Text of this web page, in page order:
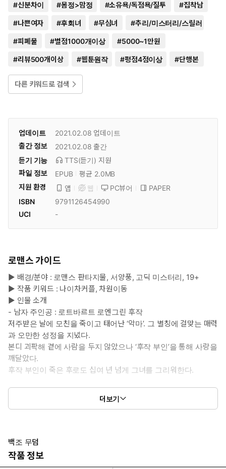
#신분차이 #몸정>맘정 #소유욕/독점욕/질투 #집착남
#나쁜여자 #후회녀 #무심녀 #추리/미스터리/스릴러
#피폐물 #별점1000개이상 #5000~1만원
#리뷰500개이상 #웹툰원작 #평점4점이상 #단행본
다른 키워드로 검색
업데이트 2021.02.08 업데이트
출간 정보
2021.02.08 출간
듣기 기능
TTS(듣기) 지원
파일 정보
EPUB
평균 2.0MB
지원 환경
앱 웹 PC뷰어
PAPER
ISBN
9791126454990
UCI
-
로맨스 가이드
▶ 배경/분야 : 로맨스 판타지물, 서양풍, 고딕 미스터리, 19+
▶ 작품 키워드 : 나이차커플, 차원이동
▶ 인물 소개
- 남자 주인공 : 로트바르트 로엔그린 후작
저주받은 날에 모친을 죽이고 태어난 ‘악마’. 그 별칭에 걸맞는 매력
과 오만한 성정을 지녔다.
본디 괴팍해 곁에 사람을 두지 않았으나 ‘후작 부인’을 통해 사랑을
깨달았다.
후작 부인이 죽은 후로도 십여 년 넘게 그녀를 그리워한다.
차원 이동자. 이 세계에서는 ‘백조’라고 불린다.
작 부인이 ‘백조’였다는 이야기를 듣고, 귀환 방법을 찾기 위해 로엔
그린 후작가에 하녀로 들어간다.
더보기
백조 무덤
작품 정보